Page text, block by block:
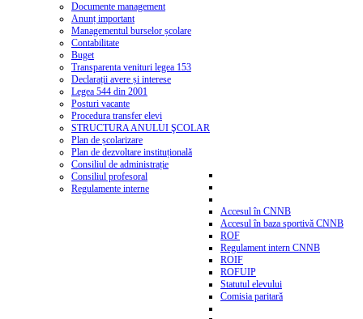
Documente management
Anunț important
Managementul burselor școlare
Contabilitate
Buget
Transparenta venituri legea 153
Declarații avere și interese
Legea 544 din 2001
Posturi vacante
Procedura transfer elevi
STRUCTURA ANULUI ŞCOLAR
Plan de școlarizare
Plan de dezvoltare instituțională
Consiliul de administrație
Consiliul profesoral
Regulamente interne
Accesul în CNNB
Accesul în baza sportivă CNNB
ROF
Regulament intern CNNB
ROIF
ROFUIP
Statutul elevului
Comisia paritară